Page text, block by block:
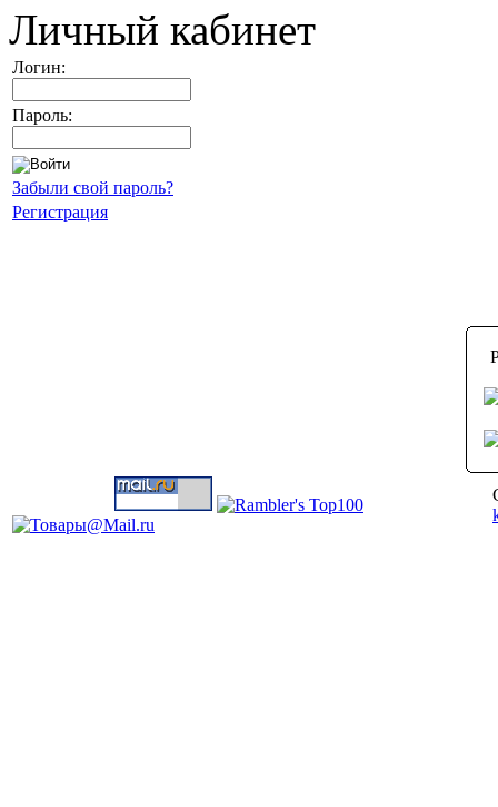
Личный кабинет
Логин:
Пароль:
Забыли свой пароль?
Регистрация